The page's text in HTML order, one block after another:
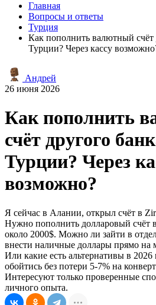
Главная
Вопросы и ответы
Турция
Как пополнить валютный счёт
Турции? Через кассу
Андрей
26 июня 2026
Как пополнить
счёт другого
Турции? Через
возможно?
Я сейчас в Алании, открыл счёт в
Нужно пополнить долларовый счёт
около 2000$. Можно ли зайти в
внести наличные доллары прямо на
Или какие есть альтернативы в
обойтись без потери 5-7% на
Интересуют только проверенные
личного опыта.